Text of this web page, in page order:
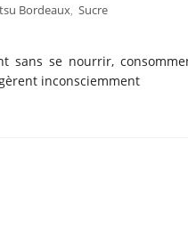
Bordeaux Sucre
sans se nourrir,
inconsciemment